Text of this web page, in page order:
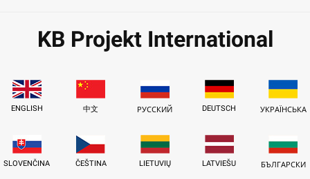
KB Projekt International
ENGLISH 中文 РУССКИЙ DEUTSCH УКРАЇНСЬКА
SLOVENČINA ČEŠTINA LIETUVIŲ LATVIEŠU БЪЛГАРСКИ